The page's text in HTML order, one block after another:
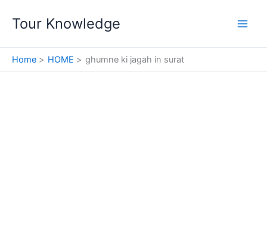
Tour Knowledge
Home HOME ghumne ki jagah in surat